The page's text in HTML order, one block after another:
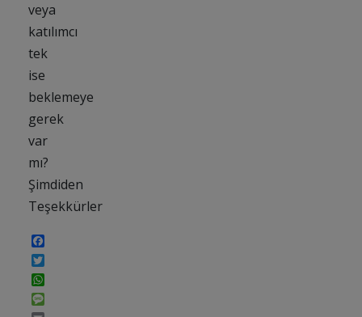
veya
katılımcı
tek
ise
beklemeye
gerek
var
mı?
Şimdiden
Teşekkürler